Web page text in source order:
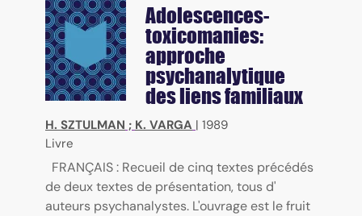
Adolescences-
toxicomanies:
approche
psychanalytique
des liens familiaux
H. SZTULMAN ; K. VARGA | 1989
Livre
FRANÇAIS : Recueil de cinq textes précédés
de deux textes de présentation, tous d'
auteurs psychanalystes. L'ouvrage est le fruit